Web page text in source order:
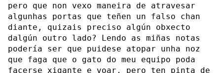
pero que non vexo maneira de atravesar
algunhas portas que teñen un falso chan
diante, quizais preciso algún obxecto
dalgún outro lado? Lendo as miñas notas
podería ser que puidese atopar unha noz
que faga que o gato do meu equipo poda
facerse xigante e voar, pero ten pinta de